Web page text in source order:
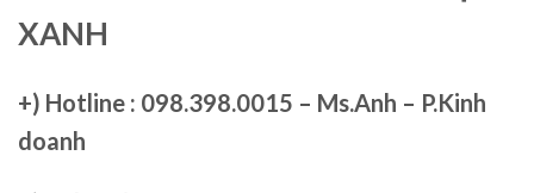
XANH
+) Hotline : 098.398.0015 – Ms.Anh – P.Kinh
doanh